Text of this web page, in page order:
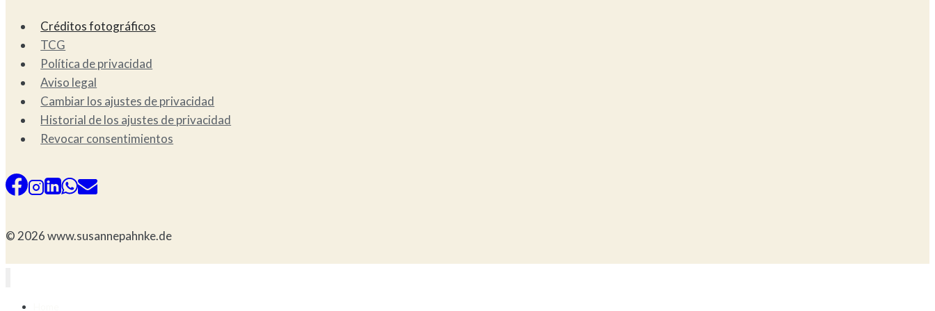
Créditos fotográficos
TCG
Política de privacidad
Aviso legal
Cambiar los ajustes de privacidad
Historial de los ajustes de privacidad
Revocar consentimientos
© 2026 www.susannepahnke.de